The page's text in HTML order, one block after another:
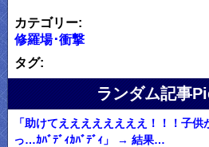
カテゴリー:
修羅場･衝撃
タグ:
ランダム記事
「助けてええええええええ！！！子供
っ…ｶﾊﾞﾃﾞｨｶﾊﾞﾃﾞｨ」 → 結果…